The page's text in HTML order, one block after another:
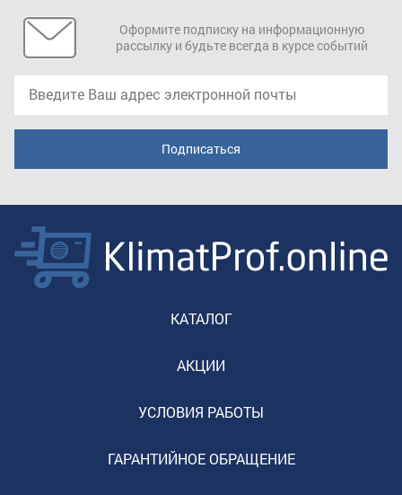
Оформите подписку на информационную
рассылку и будьте всегда в курсе событий
КАТАЛОГ
АКЦИИ
УСЛОВИЯ РАБОТЫ
ГАРАНТИЙНОЕ ОБРАЩЕНИЕ